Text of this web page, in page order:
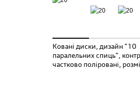
Ковані диски, дизайн "10
паралельних спиць",
частково поліровані,